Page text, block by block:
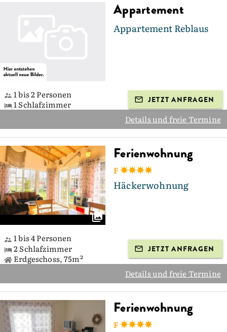
Appartement
Appartement Reblaus
1 bis 2 Personen
1 Schlafzimmer
JETZT ANFRAGEN
Details und freie Termine
Ferienwohnung
F
Häckerwohnung
1 bis 4 Personen
2 Schlafzimmer
Erdgeschoss, 75m²
JETZT ANFRAGEN
Details und freie Termine
Ferienwohnung
F